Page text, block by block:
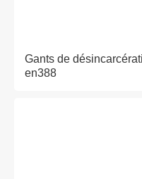
Gants de
en388